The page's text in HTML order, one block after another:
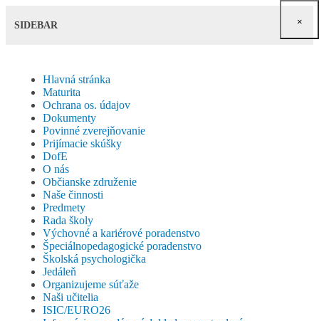
SIDEBAR ×
Hlavná stránka
Maturita
Ochrana os. údajov
Dokumenty
Povinné zverejňovanie
Prijímacie skúšky
DofE
O nás
Občianske združenie
Naše činnosti
Predmety
Rada školy
Výchovné a kariérové poradenstvo
Špeciálnopedagogické poradenstvo
Školská psychologička
Jedáleň
Organizujeme súťaže
Naši učitelia
ISIC/EURO26